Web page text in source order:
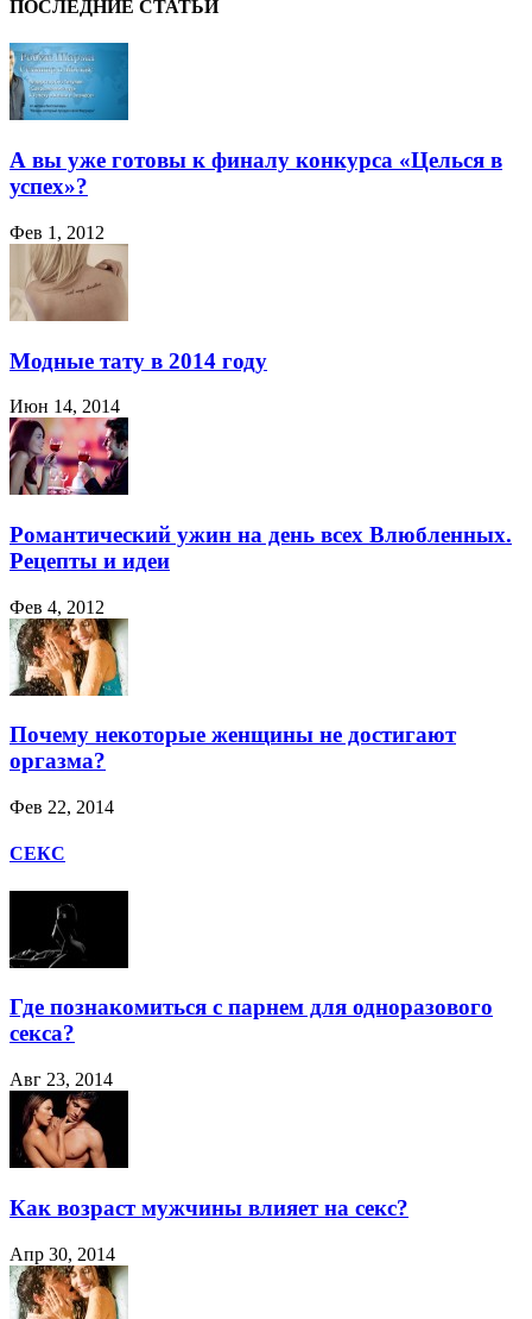
ПОСЛЕДНИЕ СТАТЬИ
А вы уже готовы к финалу конкурса «Целься в
успех»?
Фев 1, 2012
Модные тату в 2014 году
Июн 14, 2014
Романтический ужин на день всех Влюбленных.
Рецепты и идеи
Фев 4, 2012
Почему некоторые женщины не достигают
оргазма?
Фев 22, 2014
СЕКС
Где познакомиться с парнем для одноразового
секса?
Авг 23, 2014
Как возраст мужчины влияет на секс?
Апр 30, 2014